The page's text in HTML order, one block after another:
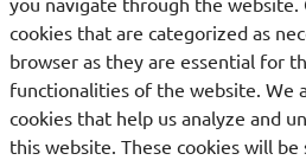
cookies that are categorized as
browser as they are essential for
functionalities of the website. We
cookies that help us analyze and
this website. These cookies will